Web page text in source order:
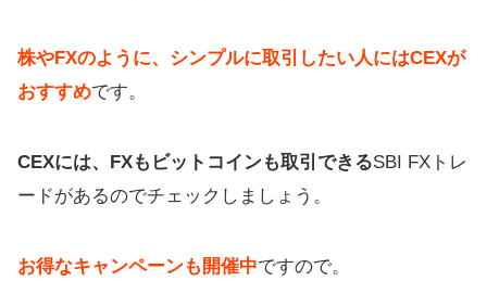
株やFXのように、シンプルに取引したい人にはCEXが
おすすめです。
CEXには、FXもビットコインも取引できるSBI FXトレ
ードがあるのでチェックしましょう。
お得なキャンペーンも開催中ですので。